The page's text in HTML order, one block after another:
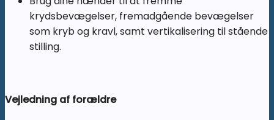
krydsbevægelser, fremadgående bevægelser
som kryb og kravl, samt vertikalisering til stående
stilling.
Vejledning af forældre